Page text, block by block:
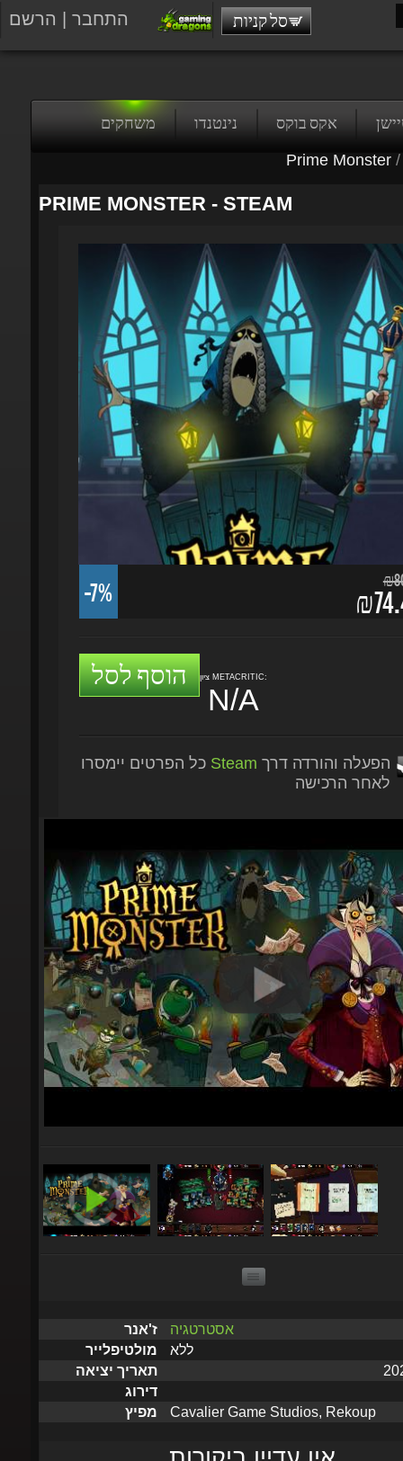
התחבר הרשם סל קניות
אקס בוקס נינטנדו משחקים
/
Prime Monster
PRIME MONSTER - STEAM
-7%
הוסף לסל
N/A
לאחר הרכישה
מולטיפלייר ללא
תאריך יציאה
דירוג
מפיץ
הוסף ביקורת